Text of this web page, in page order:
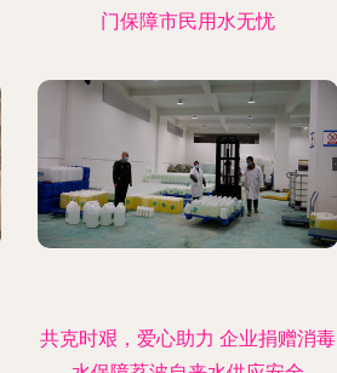
门保障市民用水无忧
共克时艰，爱心助力 企业捐赠消毒